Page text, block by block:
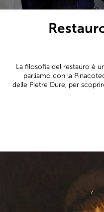
La filosofia del restauro è
parliamo con la
delle Pietre Dure, per